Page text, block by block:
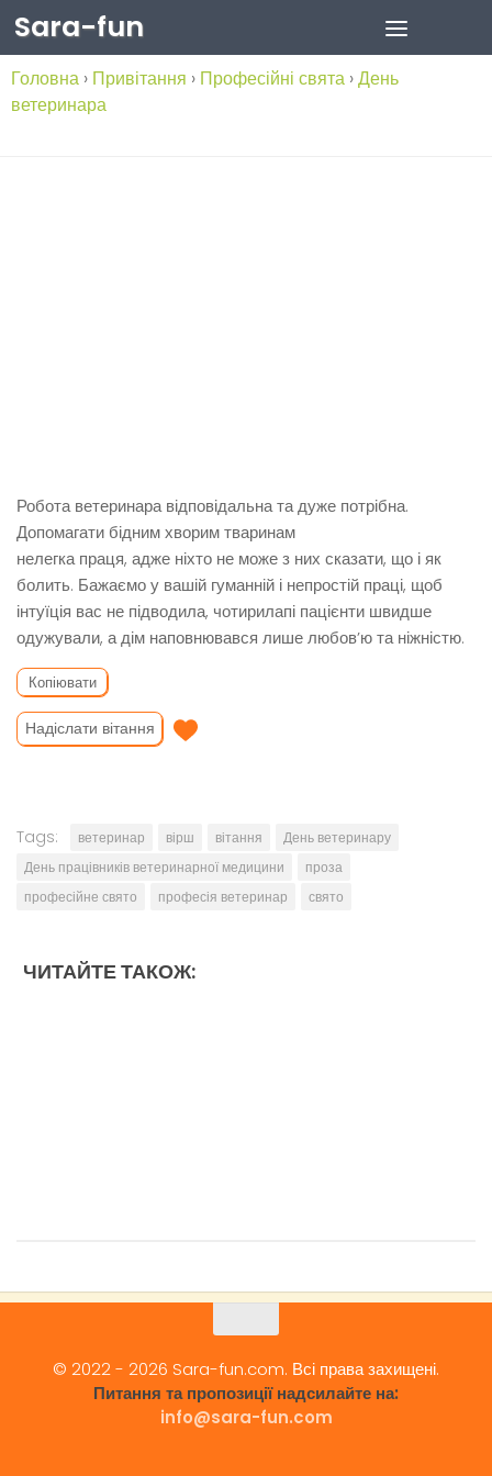
Skip to content
Sara-fun
Головна › Привітання › Професійні свята ›День
ветеринара
Робота ветеринара відповідальна та дуже потрібна.
Допомагати бідним хворим тваринам
нелегка праця, адже ніхто не може з них сказати, що і як
болить. Бажаємо у вашій гуманній і непростій праці, щоб
інтуїція вас не підводила, чотирилапі пацієнти швидше
одужували, а дім наповнювався лише любов’ю та ніжністю.
Копіювати
Надіслати вітання
Tags: ветеринар вірш вітання
День ветеринару
День працівників ветеринарної медицини
проза
професійне свято
професія ветеринар свято
ЧИТАЙТЕ ТАКОЖ:
© 2022 - 2026 Sara-fun.com. Всі права захищені.
Питання та пропозиції надсилайте на:
info@sara-fun.com